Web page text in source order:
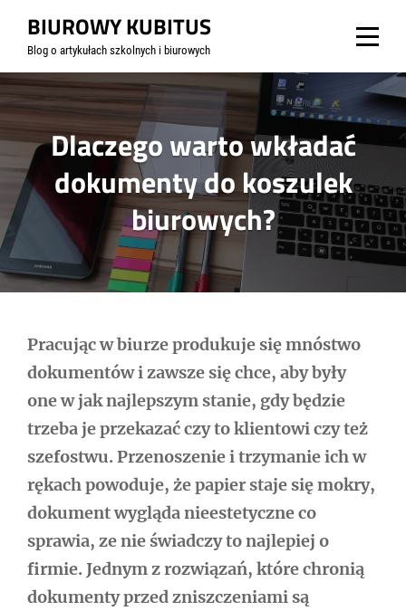
content
BIUROWY KUBITUS
Blog o artykułach szkolnych i biurowych
Dlaczego warto wkładać
dokumenty do koszulek
biurowych?
Pracując w biurze produkuje się mnóstwo
dokumentów i zawsze się chce, aby były
one w jak najlepszym stanie, gdy będzie
trzeba je przekazać czy to klientowi czy też
szefostwu. Przenoszenie i trzymanie ich w
rękach powoduje, że papier staje się mokry,
dokument wygląda nieestetyczne co
sprawia, ze nie świadczy to najlepiej o
firmie. Jednym z rozwiązań, które chronią
dokumenty przed zniszczeniami są
Nawigacja
wpisu